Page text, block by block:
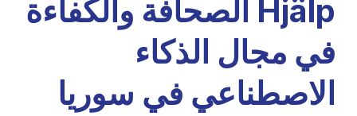
Hjälp الصحافة والكفاءة
في مجال الذكاء
الاصطناعي في سوريا